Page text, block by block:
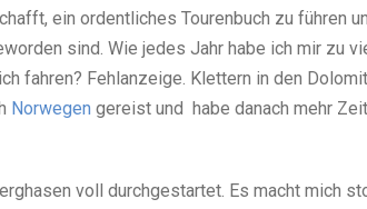
ein ordentliches Tourenbuch zu führen
sind. Wie jedes Jahr habe ich mir zu
fahren? Fehlanzeige. Klettern in den
Norwegen gereist und habe danach mehr
voll durchgestartet. Es macht mich